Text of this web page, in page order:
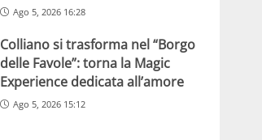
Ago 5, 2026 16:28
Colliano si trasforma nel “Borgo
delle Favole”: torna la Magic
Experience dedicata all’amore
Ago 5, 2026 15:12